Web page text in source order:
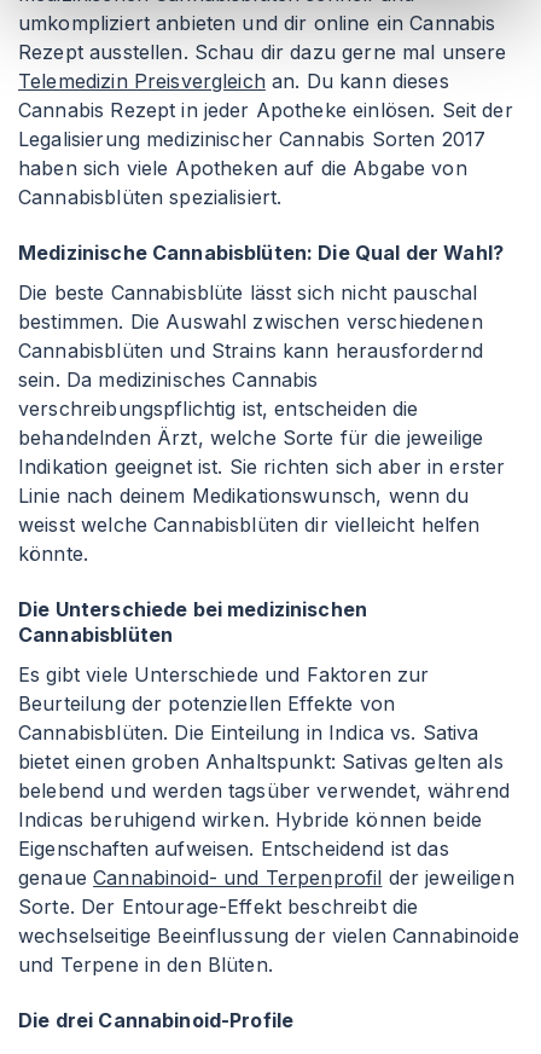
umkompliziert anbieten und dir online ein Cannabis
Rezept ausstellen. Schau dir dazu gerne mal unsere
Telemedizin Preisvergleich an. Du kann dieses
Cannabis Rezept in jeder Apotheke einlösen. Seit der
Legalisierung medizinischer Cannabis Sorten 2017
haben sich viele Apotheken auf die Abgabe von
Cannabisblüten spezialisiert.
Medizinische Cannabisblüten: Die Qual der Wahl?
Die beste Cannabisblüte lässt sich nicht pauschal
bestimmen. Die Auswahl zwischen verschiedenen
Cannabisblüten und Strains kann herausfordernd
sein. Da medizinisches Cannabis
verschreibungspflichtig ist, entscheiden die
behandelnden Ärzt, welche Sorte für die jeweilige
Indikation geeignet ist. Sie richten sich aber in erster
Linie nach deinem Medikationswunsch, wenn du
weisst welche Cannabisblüten dir vielleicht helfen
könnte.
Die Unterschiede bei medizinischen
Cannabisblüten
Es gibt viele Unterschiede und Faktoren zur
Beurteilung der potenziellen Effekte von
Cannabisblüten. Die Einteilung in Indica vs. Sativa
bietet einen groben Anhaltspunkt: Sativas gelten als
belebend und werden tagsüber verwendet, während
Indicas beruhigend wirken. Hybride können beide
Eigenschaften aufweisen. Entscheidend ist das
genaueCannabinoid- und Terpenprofil der jeweiligen
Sorte. Der Entourage-Effekt beschreibt die
wechselseitige Beeinflussung der vielen Cannabinoide
und Terpene in den Blüten.
Die drei Cannabinoid-Profile